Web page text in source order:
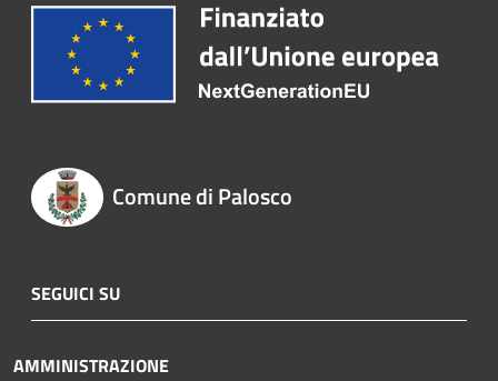
Comune di Palosco
SEGUICI SU
AMMINISTRAZIONE